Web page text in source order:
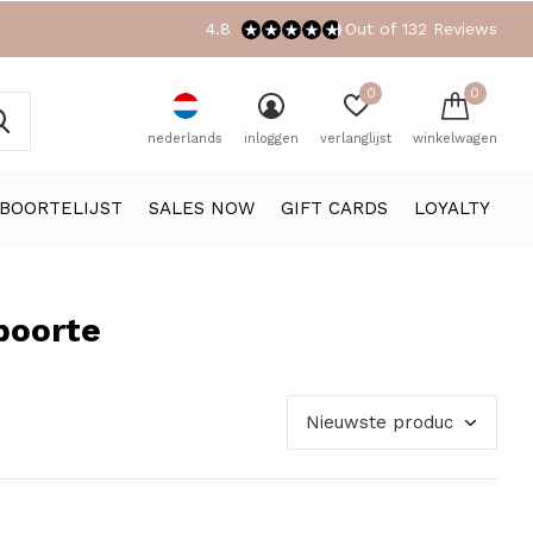
SALES NOW GIFT CARDS LOYALTY
nederlands inloggen verlanglijst
0
winkelwagen
0
4.8 Out of 132 Reviews